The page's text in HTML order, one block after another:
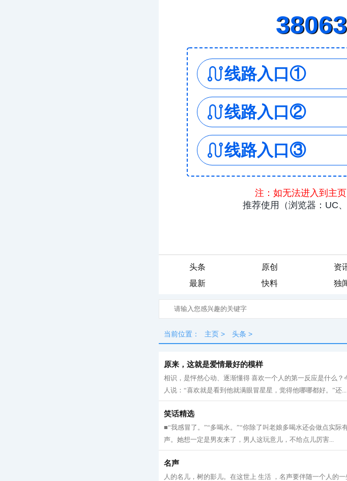
头条 原创 资
最新
快料 独
当前位置： 主页 > 头条 >
原来，这就是爱情最好的模样
相识，是怦然心动、逐渐懂得 喜欢一个人的第一反应是什么
人说：“喜欢就是看到他就满眼冒星星，觉得他哪哪都好。”还...
笑话精选
■“我感冒了。”“多喝水。”“你除了叫老娘多喝水还会做点实
声。她想一定是男友来了，男人这玩意儿，不给点儿厉害...
名声
人的名儿，树的影儿。在这世上 生活 ，名声要伴随一个人的